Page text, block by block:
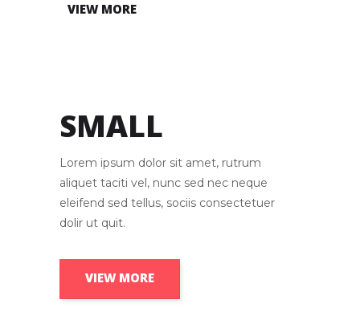
VIEW MORE
SMALL
Lorem ipsum dolor sit amet, rutrum
aliquet taciti vel, nunc sed nec neque
eleifend sed tellus, sociis consectetuer
dolir ut quit.
VIEW MORE